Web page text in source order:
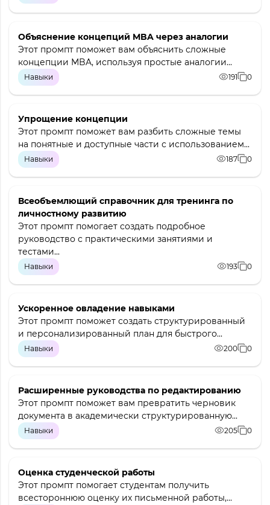
Объяснение концепций MBA через аналогии
Этот промпт поможет вам объяснить сложные
концепции MBA, используя простые аналогии...
Навыки 191 0
Упрощение концепции
Этот промпт поможет вам разбить сложные темы
на понятные и доступные части с использованием...
Навыки 187 0
Всеобъемлющий справочник для тренинга по
личностному развитию
Этот промпт помогает создать подробное
руководство с практическими занятиями и
тестами...
Навыки 193 0
Ускоренное овладение навыками
Этот промпт поможет создать структурированный
и персонализированный план для быстрого...
Навыки 200 0
Расширенные руководства по редактированию
Этот промпт поможет вам превратить черновик
документа в академически структурированную...
Навыки 205 0
Оценка студенческой работы
Этот промпт помогает студентам получить
всестороннюю оценку их письменной работы,...